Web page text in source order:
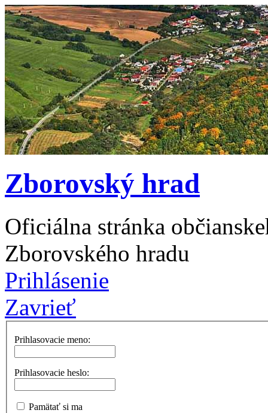
Zborovský hrad
Oficiálna stránka
Zborovského hradu
Prihlásenie
Zavrieť
Prihlasovacie meno:
Prihlasovacie heslo:
Pamätať si ma